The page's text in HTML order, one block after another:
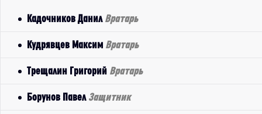
Кадочников Данил Вратарь
Кудрявцев Максим Вратарь
Трещалин Григорий Вратарь
Борунов Павел Защитник